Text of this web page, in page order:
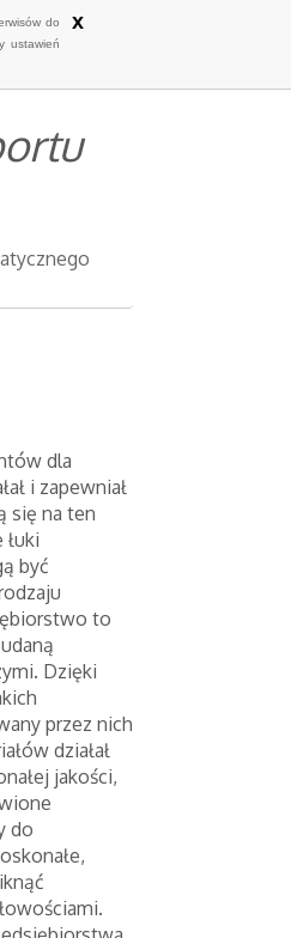
do
ustawień
x
dla
i zapewniał
się na ten
być
to
Dzięki
przez nich
działał
jakości,
do